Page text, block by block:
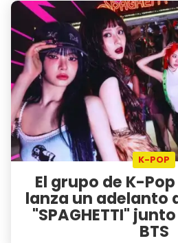
K-POP
El grupo de K-Pop
lanza un adelanto
"SPAGHETTI"
BTS